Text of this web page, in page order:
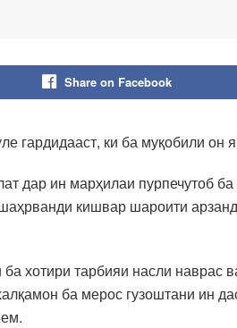
Share on Facebook
гардидааст, ки ба муқобили он
дар ин марҳилаи пурпечутоб
кишвар шароити
хотири тарбияи насли наврас
ба мерос гузоштани ин